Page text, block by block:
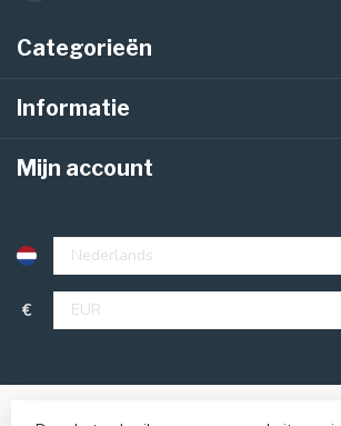
Categorieën
Informatie
Mijn account
€